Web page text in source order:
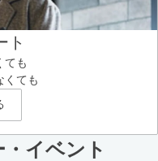
ト
ても
くても
イベント